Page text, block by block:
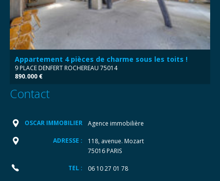
Appartement 4 pièces de charme sous les toits !
9 PLACE DENFERT ROCHEREAU 75014
890.000 €
Contact
OSCAR IMMOBILIER Agence immobilière
ADRESSE :
118, avenue. Mozart
75016 PARIS
TEL : 06 10 27 01 78